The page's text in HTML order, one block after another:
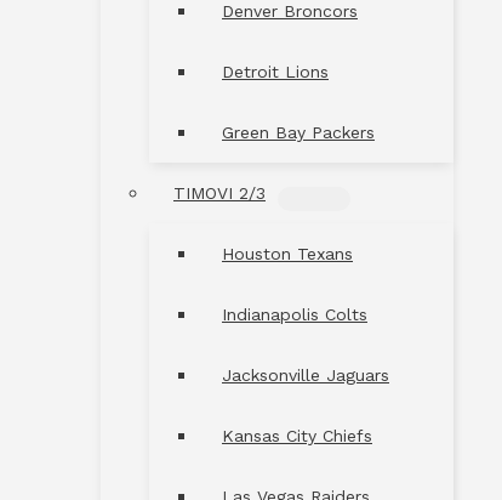
Denver Broncors
Detroit Lions
Green Bay Packers
TIMOVI 2/3
Houston Texans
Indianapolis Colts
Jacksonville Jaguars
Kansas City Chiefs